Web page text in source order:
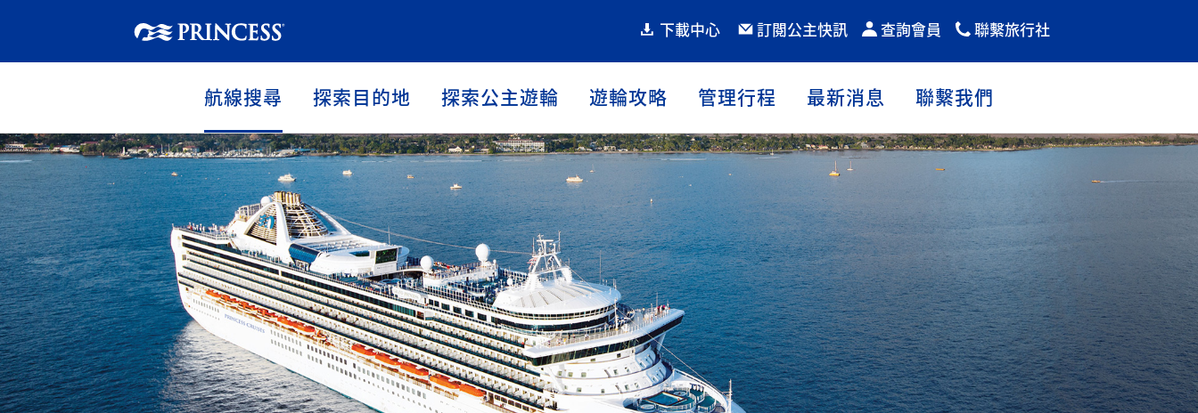
下載中心 訂閱公主快訊 查詢會員 聯繫旅行社
航線搜尋 探索目的地 探索公主遊輪 遊輪攻略 管理行程 最新消息 聯繫我們